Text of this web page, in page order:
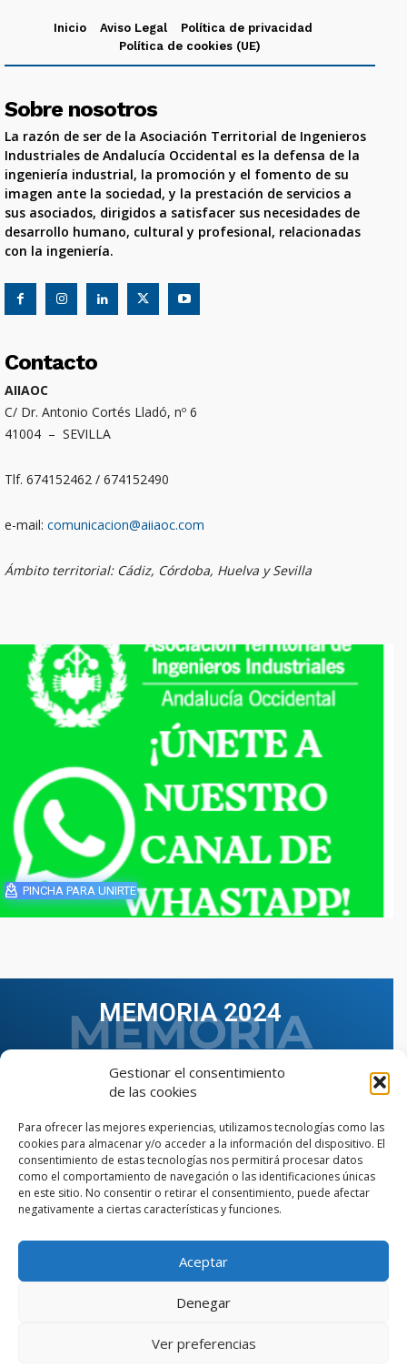
Gestionar el consentimiento
de las cookies
Para ofrecer las mejores experiencias, utilizamos tecnologías como las
cookies para almacenar y/o acceder a la información del dispositivo. El
consentimiento de estas tecnologías nos permitirá procesar datos
como el comportamiento de navegación o las identificaciones únicas
en este sitio. No consentir o retirar el consentimiento, puede afectar
negativamente a ciertas características y funciones.
Aceptar
Denegar
Ver preferencias
Inicio Aviso Legal
Política de privacidad
Política de cookies (UE)
Sobre nosotros
La razón de ser de la Asociación Territorial de Ingenieros
Industriales de Andalucía Occidental es la defensa de la
ingeniería industrial, la promoción y el fomento de su
imagen ante la sociedad, y la prestación de servicios a
sus asociados, dirigidos a satisfacer sus necesidades de
desarrollo humano, cultural y profesional, relacionadas
con la ingeniería.
Contacto
AIIAOC
C/ Dr. Antonio Cortés Lladó, nº 6
41004 – SEVILLA
Tlf. 674152462 / 674152490
e-mail: comunicacion@aiiaoc.com
Ámbito territorial: Cádiz, Córdoba, Huelva y Sevilla
PINCHA PARA UNIRTE
MEMORIA 2024
VER TODAS LAS MEMORIAS
© Copyright © 2023 AIIAOC - Asociación Territorial de
Ingenieros Industriales de Andalucía Occidental. Página